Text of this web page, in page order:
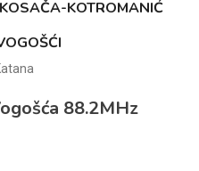
KOTROMANIĆ
88.2MHz